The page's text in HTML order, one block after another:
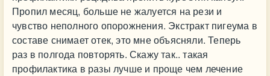
Пропил месяц, больше не жалуется на рези и
чувство неполного опорожнения. Экстракт пигеума в
составе снимает отек, это мне объясняли. Теперь
раз в полгода повторять. Скажу так.. такая
профилактика в разы лучше и проще чем лечение